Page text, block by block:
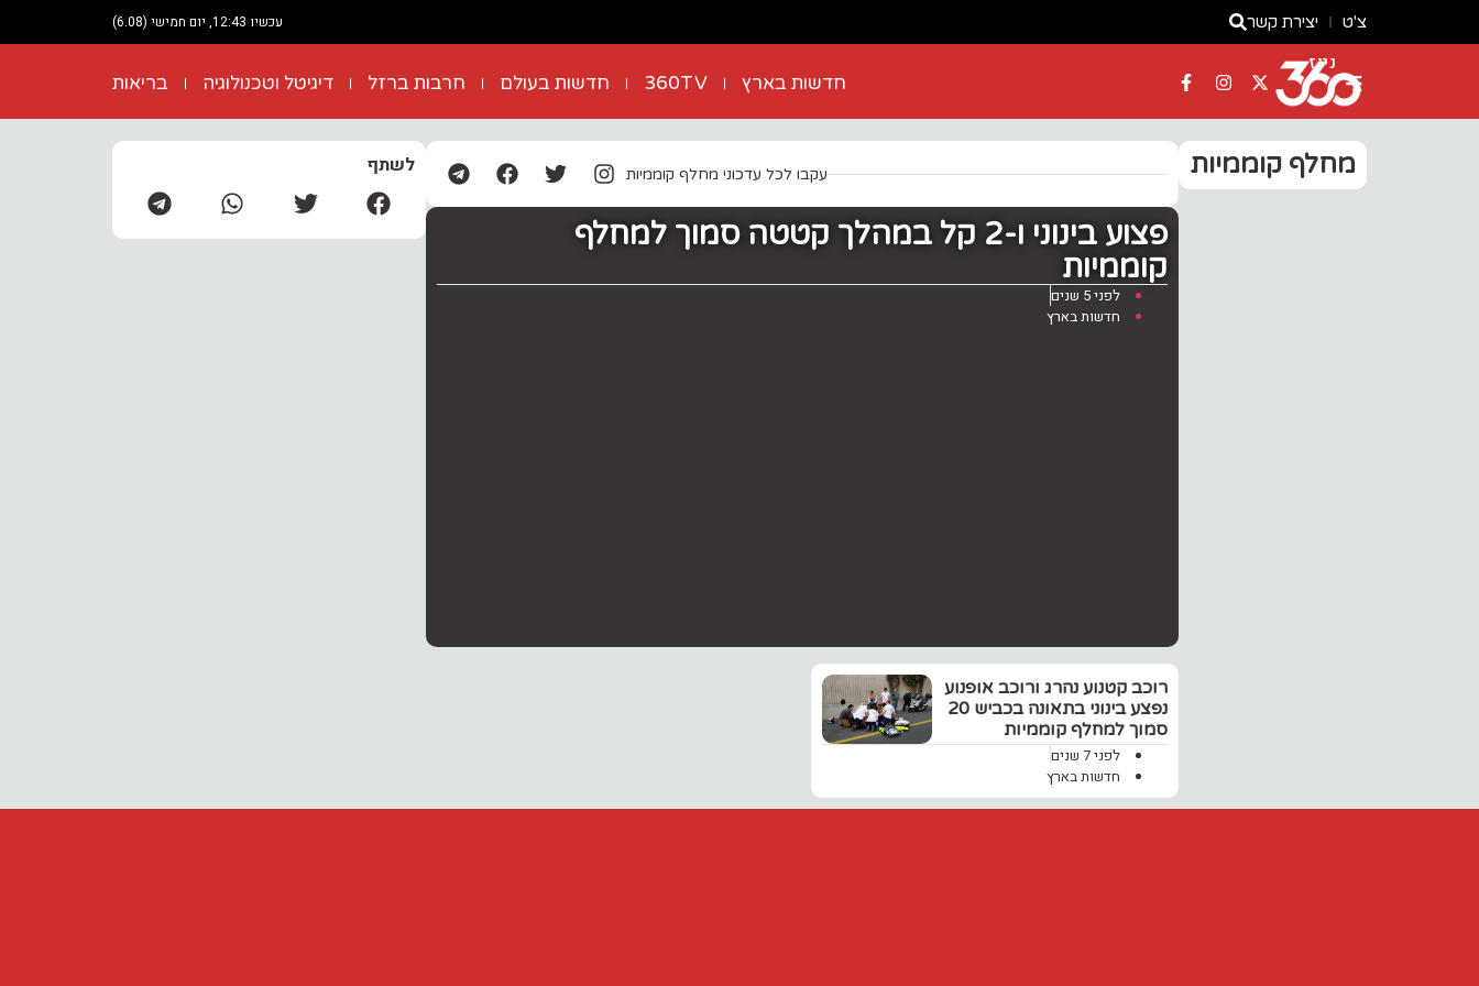
צ'ט יצירת קשר עכשיו 12:43, יום חמישי (6.08)
ניוז
חדשות בארץ 360TV חדשות בעולם חרבות ברזל דיגיטל וטכנולוגיה בריאות
מחלף קוממיות עקבו לכל עדכוני מחלף קוממיות
פצוע בינוני ו-2 קל במהלך קטטה סמוך למחלף
קוממיות
לפני 5 שנים
חדשות בארץ
רוכב קטנוע נהרג ורוכב אופנוע
נפצע בינוני בתאונה בכביש 20
סמוך למחלף קוממיות
לפני 7 שנים
חדשות בארץ
לשתף